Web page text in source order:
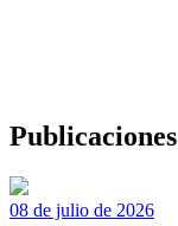
Publicaciones
08 de julio de 2026